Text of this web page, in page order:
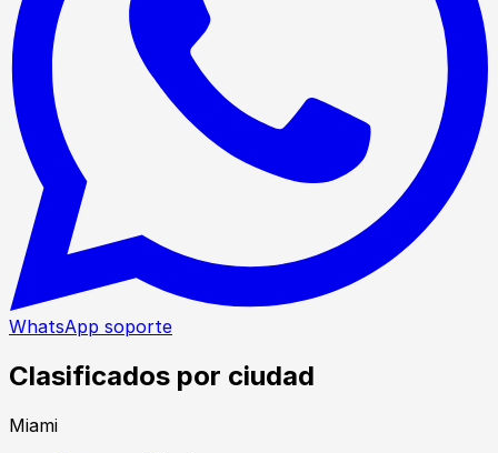
WhatsApp soporte
Clasificados por ciudad
Miami